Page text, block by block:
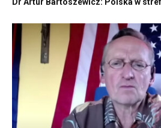
Dr Artur Bartoszewicz: Polska w